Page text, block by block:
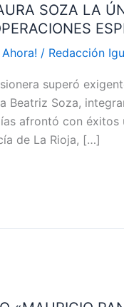
SOZA LA
/ Redacción
superó
Beatriz Soza,
afrontó con
de La Rioja, […]